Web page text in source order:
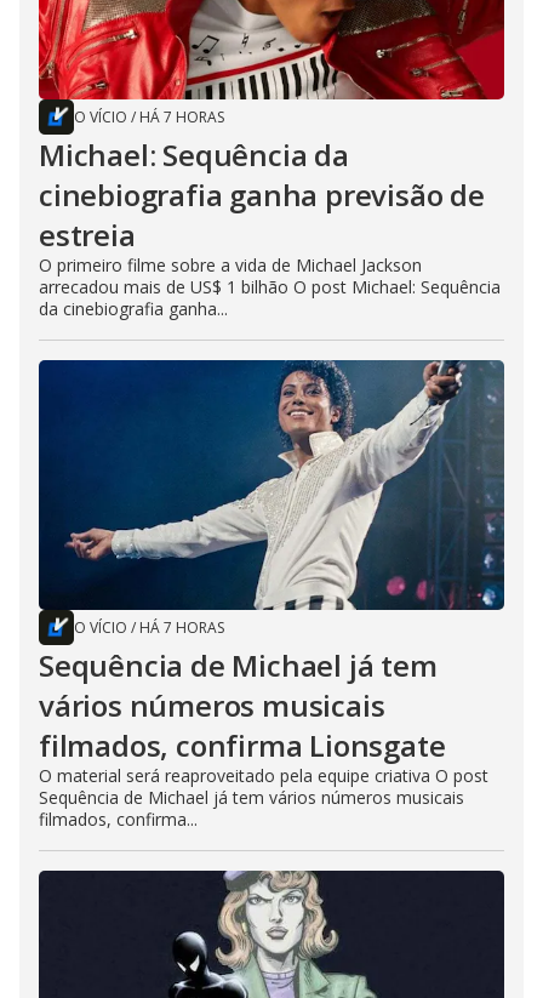
O VÍCIO / HÁ 7 HORAS
Michael: Sequência da
cinebiografia ganha previsão de
estreia
O primeiro filme sobre a vida de Michael Jackson
arrecadou mais de US$ 1 bilhão O post Michael: Sequência
da cinebiografia ganha...
O VÍCIO / HÁ 7 HORAS
Sequência de Michael já tem
vários números musicais
filmados, confirma Lionsgate
O material será reaproveitado pela equipe criativa O post
Sequência de Michael já tem vários números musicais
filmados, confirma...